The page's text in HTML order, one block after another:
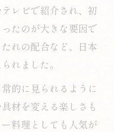
レビで紹介され、初
たのが大きな要因で
れの配合など、日本
れました。
的に見られるように
材を変える楽しさも
料理としても人気が